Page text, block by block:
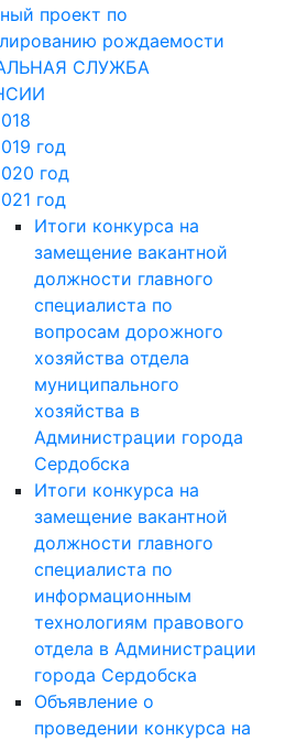
проект по
рождаемости
СЛУЖБА
год
год
год
Итоги конкурса на
замещение вакантной
должности главного
специалиста по
вопросам дорожного
хозяйства отдела
муниципального
хозяйства в
Администрации города
Сердобска
Итоги конкурса на
замещение вакантной
должности главного
специалиста по
информационным
технологиям правового
отдела в Администрации
города Сердобска
Объявление о
проведении конкурса на